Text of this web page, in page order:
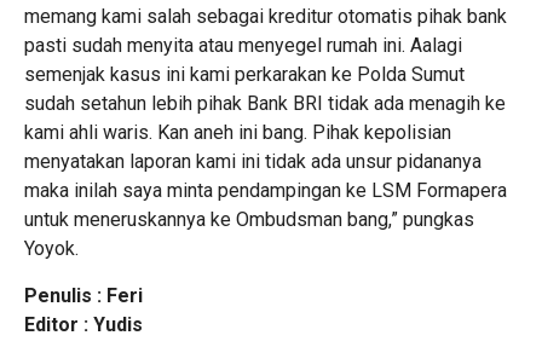
memang kami salah sebagai kreditur otomatis pihak bank
pasti sudah menyita atau menyegel rumah ini. Aalagi
semenjak kasus ini kami perkarakan ke Polda Sumut
sudah setahun lebih pihak Bank BRI tidak ada menagih ke
kami ahli waris. Kan aneh ini bang. Pihak kepolisian
menyatakan laporan kami ini tidak ada unsur pidananya
maka inilah saya minta pendampingan ke LSM Formapera
untuk meneruskannya ke Ombudsman bang,” pungkas
Yoyok.
Penulis : Feri
Editor : Yudis